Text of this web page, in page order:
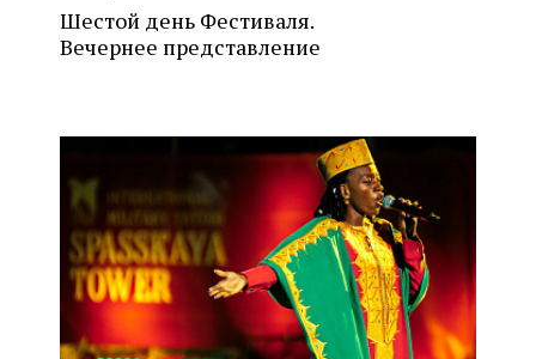
Шестой день Фестиваля.
Вечернее представление